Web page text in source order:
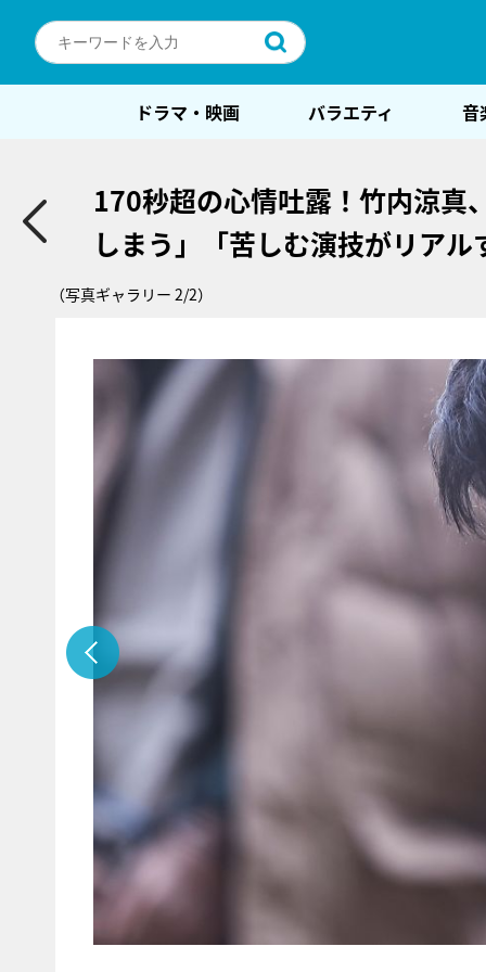
ドラマ・映画 バラエティ 音
170秒超の心情吐露！竹内涼真
しまう」「苦しむ演技がリア
（写真ギャラリー 2/2）